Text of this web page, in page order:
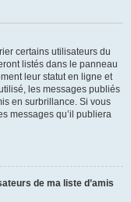
certains utilisateurs du
listés dans le panneau
leur statut en ligne et
les messages publiés
en surbrillance. Si vous
messages qu’il publiera
de ma liste d’amis